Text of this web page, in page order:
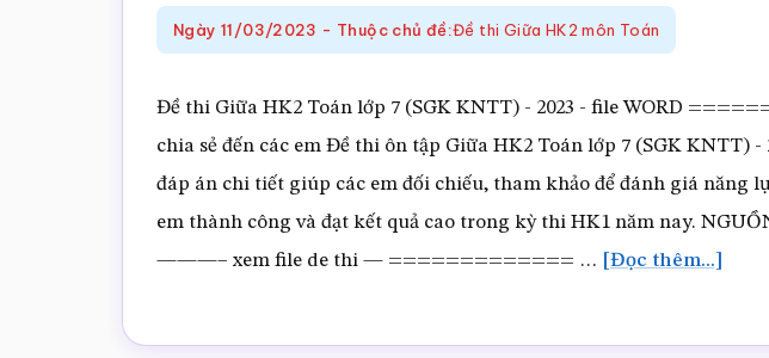
Ngày 11/03/2023 - Thuộc chủ đề:Đề thi Giữa HK2 môn Toán
Đề thi Giữa HK2 Toán lớp 7 (SGK KNTT) - 2023 - file WORD
chia sẻ đến các em Đề thi ôn tập Giữa HK2 Toán lớp 7 (SGK KNTT) -
đáp án chi tiết giúp các em đối chiếu, tham khảo để đánh giá năng
em thành công và đạt kết quả cao trong kỳ thi HK1 năm nay.
———– xem file de thi — ============= …
[Đọc thêm...]